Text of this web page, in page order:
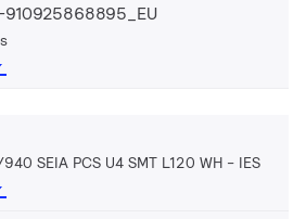
SEIA PCS U4 SMT L120 WH IES